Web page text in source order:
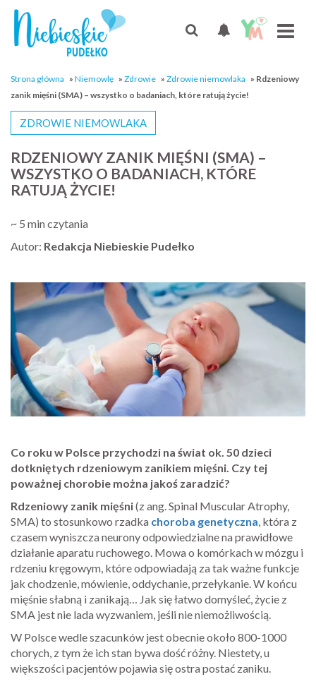
Strona główna » Niemowlę » Zdrowie » Zdrowie niemowlaka » Rdzeniowy
zanik mięśni (SMA) – wszystko o badaniach, które ratują życie!
RDZENIOWY ZANIK MIĘŚNI (SMA) –
WSZYSTKO O BADANIACH, KTÓRE
RATUJĄ ŻYCIE!
ZDROWIE NIEMOWLAKA
~ 5 min czytania
Autor: Redakcja Niebieskie Pudełko
Co roku w Polsce przychodzi na świat ok. 50 dzieci
dotkniętych rdzeniowym zanikiem mięśni. Czy tej
poważnej chorobie można jakoś zaradzić?
Rdzeniowy zanik mięśni(z ang. Spinal Muscular Atrophy,
SMA) to stosunkowo rzadka choroba genetyczna, która z
czasem wyniszcza neurony odpowiedzialne na prawidłowe
działanie aparatu ruchowego. Mowa o komórkach w mózgu i
rdzeniu kręgowym, które odpowiadają za tak ważne funkcje
jak chodzenie, mówienie, oddychanie, przełykanie. W końcu
mięśnie słabną i zanikają… Jak się łatwo domyśleć, życie z
SMA jest nie lada wyzwaniem, jeśli nie niemożliwością.
W Polsce wedle szacunków jest obecnie około 800-1000
chorych, z tym że ich stan bywa dość różny. Niestety, u
większości pacjentów pojawia się ostra postać zaniku.